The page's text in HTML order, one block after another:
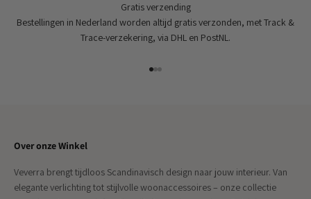
Gratis verzending
Bestellingen in Nederland worden altijd gratis verzonden, met Track &
Trace-verzekering, via DHL en PostNL.
Over onze Winkel
Veverra brengt tijdloos Scandinavisch design naar jouw interieur. Van
elegante verlichting tot stijlvolle woonaccessoires – onze collectie